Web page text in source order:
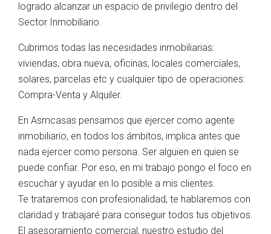
logrado alcanzar un espacio de privilegio dentro del
Sector Inmobiliario.
Cubrimos todas las necesidades inmobiliarias:
viviendas, obra nueva, oficinas, locales comerciales,
solares, parcelas etc y cualquier tipo de operaciones:
Compra-Venta y Alquiler.
En Asmcasas pensamos que ejercer como agente
inmobiliario, en todos los ámbitos, implica antes que
nada ejercer como persona. Ser alguien en quien se
puede confiar. Por eso, en mi trabajo pongo el foco en
escuchar y ayudar en lo posible a mis clientes.
Te trataremos con profesionalidad, te hablaremos con
claridad y trabajaré para conseguir todos tus objetivos.
El asesoramiento comercial, nuestro estudio del